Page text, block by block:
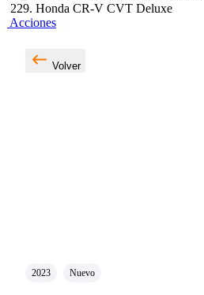
229. Honda CR-V CVT Deluxe
Acciones
Volver
2023 Nuevo